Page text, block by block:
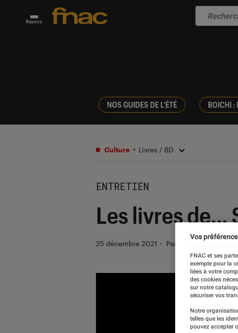
Rayons
NOS GUIDES DE L'ÉTÉ BOICHI :
Culture Livres / BD
ENTRETIEN
Les livres de…
25 décembre 2021 ・ Par Florence Legrand
Vos
FNAC et ses
exemple pour la
liées à votre
des cookies
sur notre
sécuriser vos
Notre
telles que les
pouvez accepter